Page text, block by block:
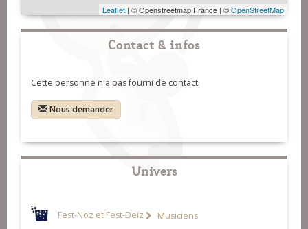
Leaflet | © Openstreetmap France | ©OpenStreetMap
Contact & infos
Cette personne n'a pas fourni de contact.
Nous demander
Univers
Fest-Noz et Fest-Deiz Musiciens